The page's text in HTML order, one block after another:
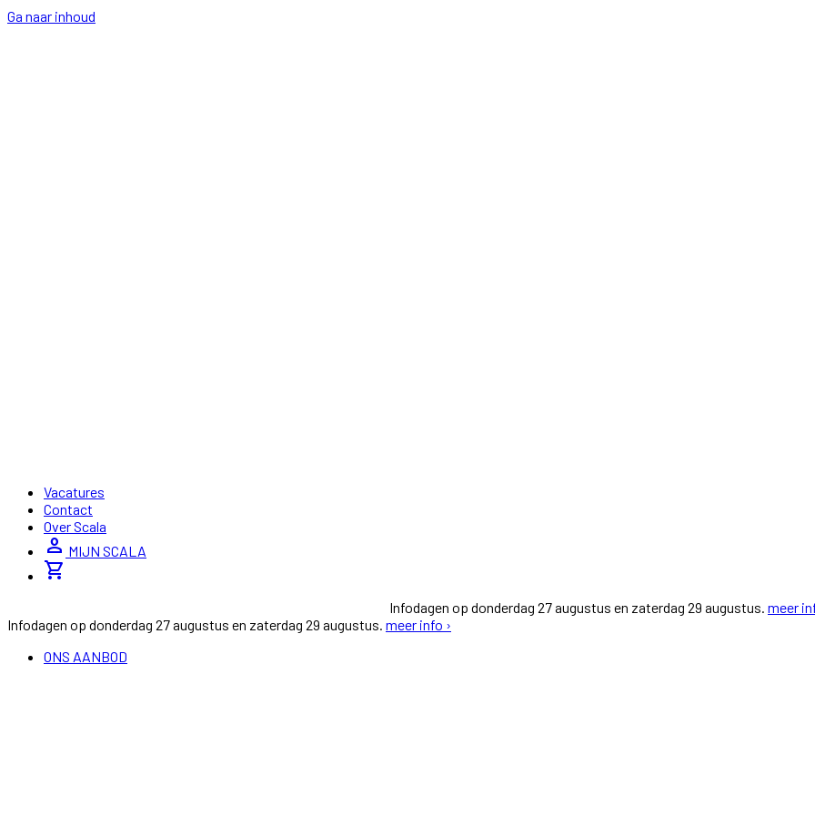
Ga naar inhoud
Vacatures
Contact
Over Scala
person MIJN SCALA
shopping_cart
Infodagen op donderdag 27 augustus en zaterdag 29 augustus. meer
Infodagen op donderdag 27 augustus en zaterdag 29 augustus. meer info ›
ONS AANBOD